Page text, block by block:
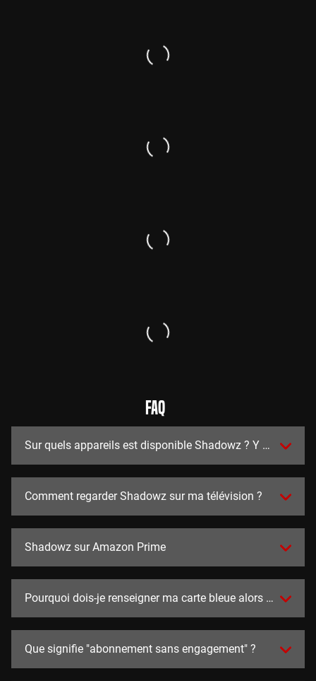
FAQ
Sur quels appareils est disponible Shadowz ? Y a t-il des
Comment regarder Shadowz sur ma télévision ?
Shadowz sur Amazon Prime
Pourquoi dois-je renseigner ma carte bleue alors que
Que signifie "abonnement sans engagement" ?